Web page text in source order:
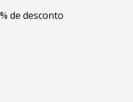
de desconto